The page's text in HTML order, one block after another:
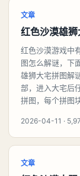
文章
红色沙漠雄
红色沙漠游戏中
图怎么解谜，下
雄狮大宅拼图解
部，进入大宅后
拼图，每个拼图
2026-04-11 ·
文章